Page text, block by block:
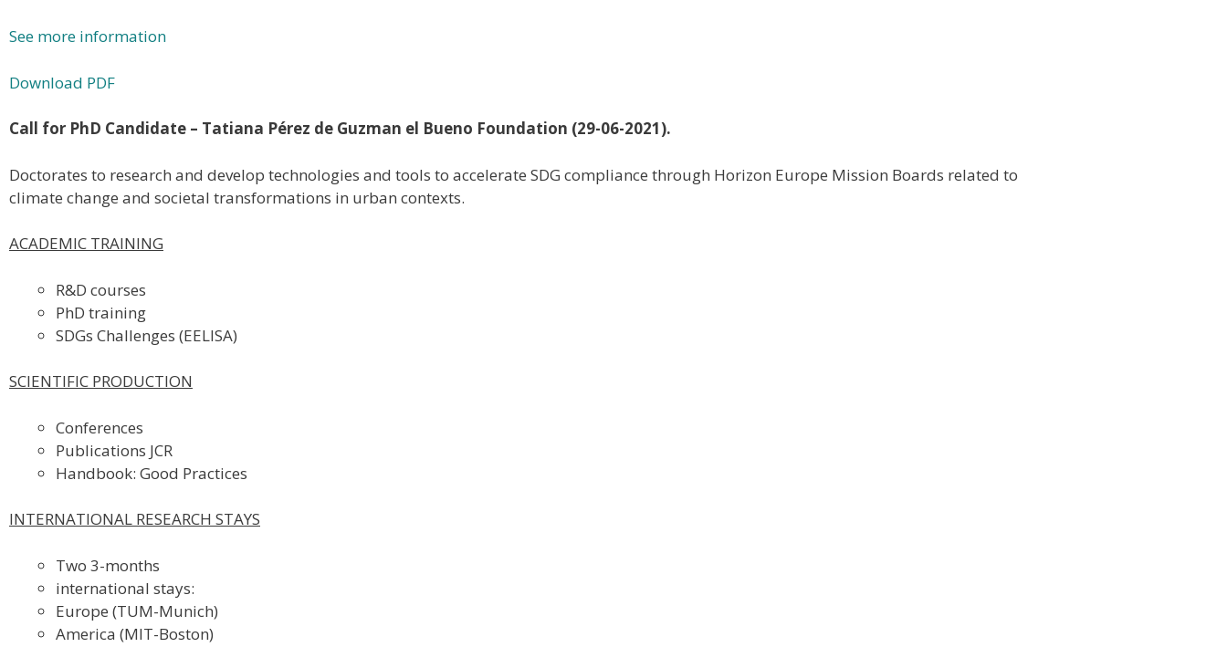
See more information
Download PDF
Call for PhD Candidate – Tatiana Pérez de Guzman el Bueno Foundation (29-06-2021).
Doctorates to research and develop technologies and tools to accelerate SDG compliance through Horizon Europe Mission Boards related to
climate change and societal transformations in urban contexts.
ACADEMIC TRAINING
R&D courses
PhD training
SDGs Challenges (EELISA)
SCIENTIFIC PRODUCTION
Conferences
Publications JCR
Handbook: Good Practices
INTERNATIONAL RESEARCH STAYS
Two 3-months
international stays:
Europe (TUM-Munich)
America (MIT-Boston)